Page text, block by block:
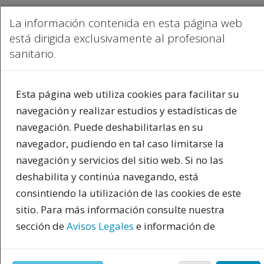
PUBLICIDAD
La información contenida en esta página web
está dirigida exclusivamente al profesional
sanitario.
Esta página web utiliza cookies para facilitar su
navegación y realizar estudios y estadísticas de
navegación. Puede deshabilitarlas en su
navegador, pudiendo en tal caso limitarse la
navegación y servicios del sitio web. Si no las
deshabilita y continúa navegando, está
consintiendo la utilización de las cookies de este
sitio. Para más información consulte nuestra
sección deAvisos Legales e información de
estar de acuerdo con nuestra última modificación